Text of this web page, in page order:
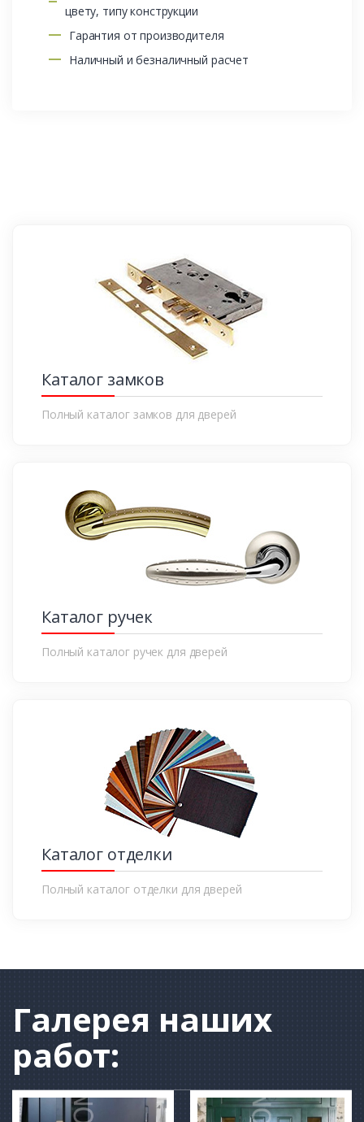
цвету, типу конструкции
Гарантия от производителя
Наличный и безналичный расчет
Каталог замков
Полный каталог замков для дверей
Каталог ручек
Полный каталог ручек для дверей
Каталог отделки
Полный каталог отделки для дверей
Галерея наших
работ: